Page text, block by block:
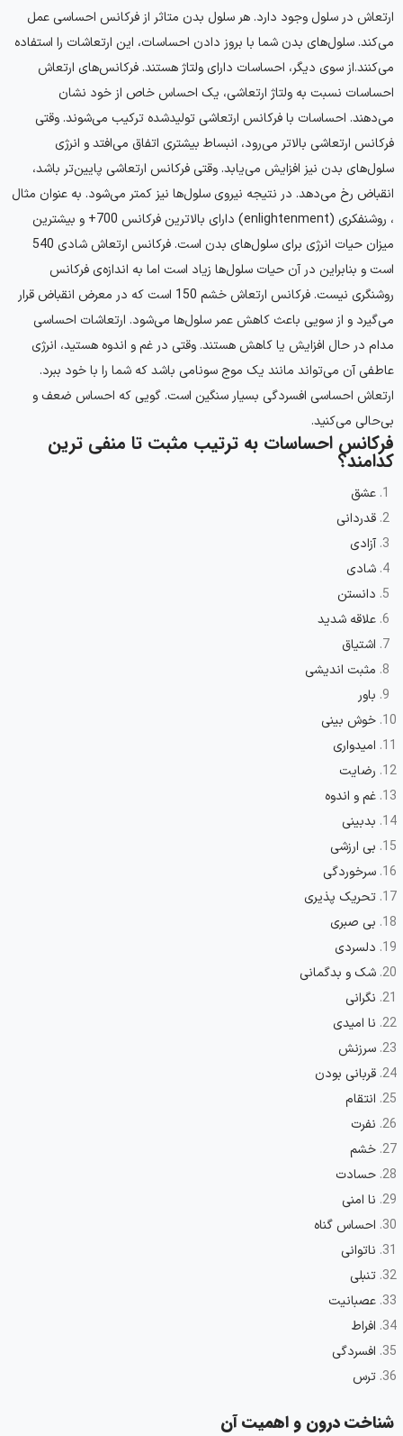
ارتعاش در سلول وجود دارد. هر سلول بدن متاثر از فرکانس احساسی عمل
می‌کند. سلول‌های بدن شما با بروز دادن احساسات، این ارتعاشات را استفاده
می‌کنند.از سوی دیگر، احساسات دارای ولتاژ هستند. فرکانس‌های ارتعاش
احساسات نسبت به ولتاژ ارتعاشی، یک احساس خاص از خود نشان
می‌دهند. احساسات با فرکانس ارتعاشی تولیدشده ترکیب می‌شوند. وقتی
فرکانس ارتعاشی بالاتر می‌رود، انبساط بیشتری اتفاق می‌افتد و انرژی
سلول‌های بدن نیز افزایش می‌یابد. وقتی فرکانس ارتعاشی پایین‌تر باشد،
انقباض رخ می‌دهد. در نتیجه نیروی سلول‌ها نیز کمتر می‌شود. به عنوان مثال
، روشنفکری (enlightenment) دارای بالاترین فرکانس 700+ و بیشترین
میزان حیات انرژی برای سلول‌های بدن است. فرکانس ارتعاش شادی 540
است و بنابراین در آن حیات سلول‌ها زیاد است اما به اندازه‌ی فرکانس
روشنگری نیست. فرکانس ارتعاش خشم 150 است که در معرض انقباض قرار
می‌گیرد و از سویی باعث کاهش عمر سلول‌ها می‌شود. ارتعاشات احساسی
مدام در حال افزایش یا کاهش هستند. وقتی در غم و اندوه هستید، انرژی
عاطفی آن می‌تواند مانند یک موج سونامی باشد که شما را با خود ببرد.
ارتعاش احساسی افسردگی بسیار سنگین است. گویی که احساس ضعف و
بی‌حالی می‌کنید.
فرکانس احساسات به ترتیب مثبت تا منفی ترین
کدامند؟
عشق
قدردانی
آزادی
شادی
دانستن
علاقه شدید
اشتیاق
مثبت اندیشی
باور
خوش بینی
امیدواری
رضایت
غم و اندوه
بدبینی
بی ارزشی
سرخوردگی
تحریک پذیری
بی صبری
دلسردی
شک و بدگمانی
نگرانی
نا امیدی
سرزنش
قربانی بودن
انتقام
نفرت
خشم
حسادت
نا امنی
احساس گناه
ناتوانی
تنبلی
عصبانیت
افراط
افسردگی
ترس
شناخت درون و اهمیت آن